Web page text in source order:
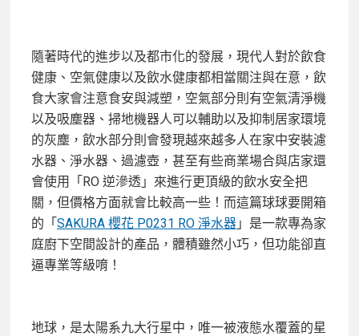
隨著時代的進步以及都市化的發展，現代人對於飲食
健康、空氣健康以及飲水健康都相當關注與在意，飲
食大家會注意食安與減塑，空氣部分則有空氣清淨機
以及吸塵器、掃地機器人可以輔助以及抑制居家環境
的灰塵，飲水部分則會發現越來越多人在家中安裝濾
水器、淨水器、過濾壺，甚至有些商業場合與店家還
會使用「RO 逆滲透」來進行更頂級的飲水安全把
關，但價格方面就會比較高一些！而這篇球球要開箱
的「 SAKURA 櫻花 P0231 RO 淨水器 」是一款專為家
庭廚下空間設計的產品，體積雖然小巧，但功能卻直
逼專業等級唷！
地球，是太陽系九大行星中，唯一被液態水覆蓋的星